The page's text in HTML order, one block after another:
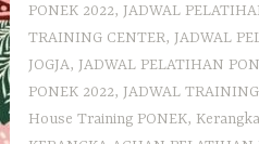
PONEK 2022, JADWAL
TRAINING CENTER, JADWAL
JOGJA, JADWAL PELATIHAN
PONEK 2022, JADWAL
House Training PONEK,